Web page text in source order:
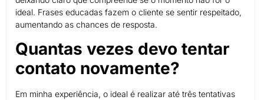
ideal. Frases educadas fazem o cliente se sentir respeitado,
aumentando as chances de resposta.
Quantas vezes devo tentar
contato novamente?
Em minha experiência, o ideal é realizar até três tentativas